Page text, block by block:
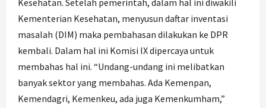
Kesehatan. Setelah pemerintah, dalam hal ini diwakili
Kementerian Kesehatan, menyusun daftar inventasi
masalah (DIM) maka pembahasan dilakukan ke DPR
kembali. Dalam hal ini Komisi IX dipercaya untuk
membahas hal ini. “Undang-undang ini melibatkan
banyak sektor yang membahas. Ada Kemenpan,
Kemendagri, Kemenkeu, ada juga Kemenkumham,”